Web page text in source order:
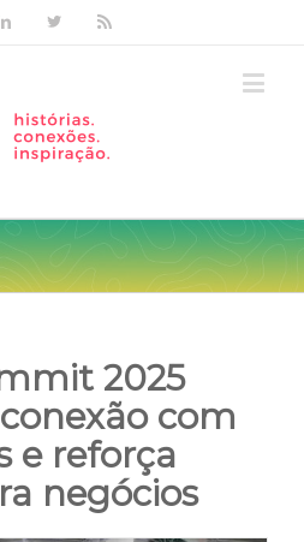
LinkedinTwitter
2025
com
e reforça
negócios